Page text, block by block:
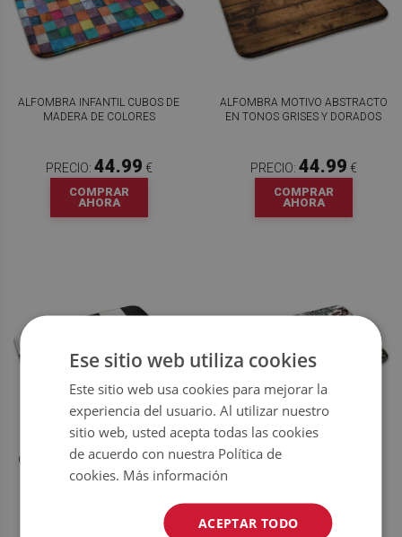
ALFOMBRA INFANTIL CUBOS DE
MADERA DE COLORES
PRECIO: 44.99 €
COMPRAR
AHORA
ALFOMBRA MOTIVO ABSTRACTO
EN TONOS GRISES Y DORADOS
PRECIO: 44.99 €
COMPRAR
AHORA
ALFOMBRA SALÓN MOTIVO A
CUADROS EN BLANCO Y NEGRO
ALFOMBRA ANIMALES
AFRICANOS Y PLANTAS
44.99
Ese sitio web utiliza cookies
Este sitio web usa cookies para mejorar la
experiencia del usuario. Al utilizar nuestro
sitio web, usted acepta todas las cookies
de acuerdo con nuestra Política de
cookies. Más información
ACEPTAR TODO